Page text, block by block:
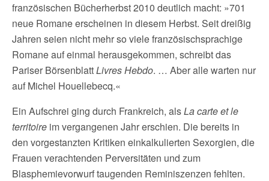
französischen Bücherherbst 2010 deutlich macht: »701
neue Romane erscheinen in diesem Herbst. Seit dreißig
Jahren seien nicht mehr so viele französischsprachige
Romane auf einmal herausgekommen, schreibt das
Pariser BörsenblattLivres Hebdo. … Aber alle warten nur
auf Michel Houellebecq.«
Ein Aufschrei ging durch Frankreich, alsLa carte et le
territoire im vergangenen Jahr erschien. Die bereits in
den vorgestanzten Kritiken einkalkulierten Sexorgien, die
Frauen verachtenden Perversitäten und zum
Blasphemievorwurf taugenden Reminiszenzen fehlten.